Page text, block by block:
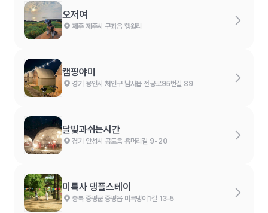
오저여
제주 제주시 구좌읍 행원리
캠핑야미
경기 용인시 처인구 남사읍 전궁로95번길 89
달빛과쉬는시간
경기 안성시 공도읍 용머리길 9-20
미륵사 댕플스테이
충북 증평군 증평읍 미륵댕이1길 13-5